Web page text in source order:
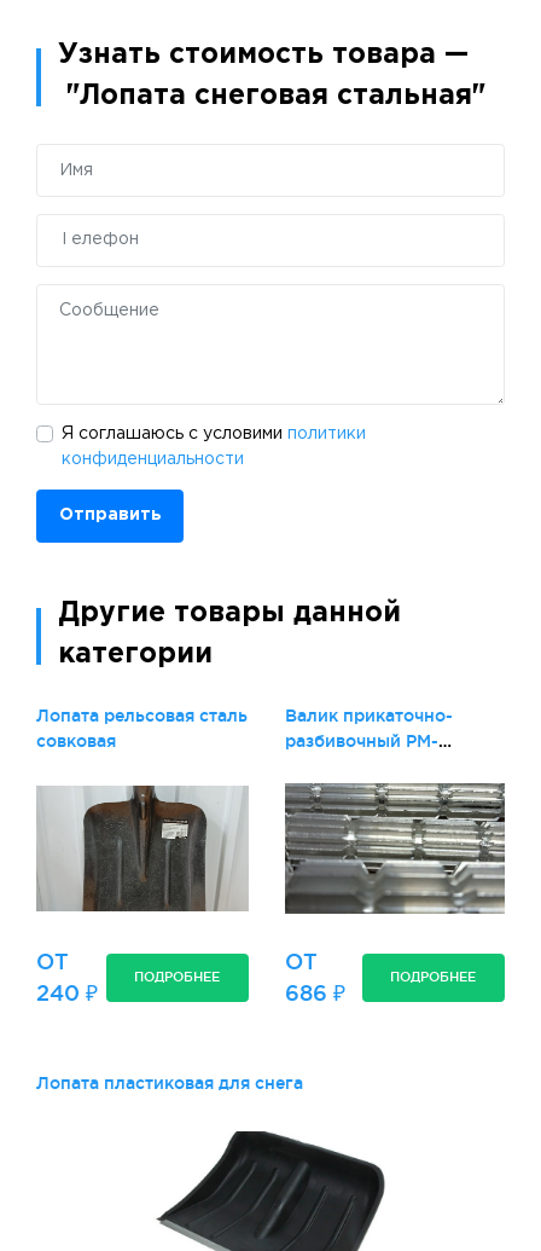
Узнать стоимость товара —
"Лопата снеговая стальная"
Я соглашаюсь с условими политики
конфиденциальности
Отправить
Другие товары данной
категории
Лопата рельсовая сталь
совковая
ОТ
240 ₽
ПОДРОБНЕЕ
Валик прикаточно-
разбивочный РМ-
ОТ
686 ₽
ПОДРОБНЕЕ
Лопата пластиковая для снега